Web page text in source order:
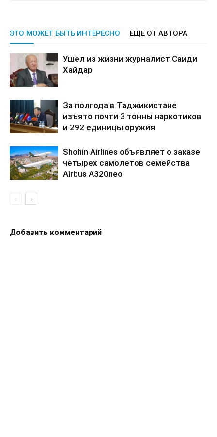
ЭТО МОЖЕТ БЫТЬ ИНТЕРЕСНО ЕЩЕ ОТ АВТОРА
Ушел из жизни журналист Саиди
Хайдар
За полгода в Таджикистане
изъято почти 3 тонны наркотиков
и 292 единицы оружия
Shohin Airlines объявляет о заказе
четырех самолетов семейства
Airbus A320neo
Добавить комментарий